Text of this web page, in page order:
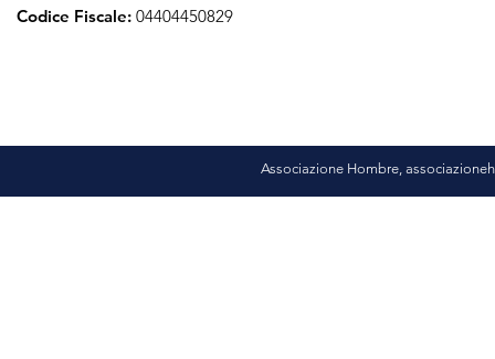
Codice Fiscale: 04404450829
Associazione Hombre,